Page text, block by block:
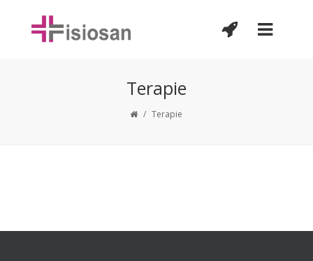
Terapie
/ Terapie